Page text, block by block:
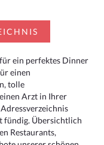
ein perfektes Dinner
einen
tolle
Arzt in Ihrer
fündig. Übersichtlich
Restaurants,